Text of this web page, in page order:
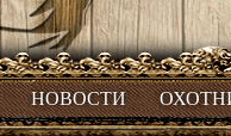
НОВОСТИ